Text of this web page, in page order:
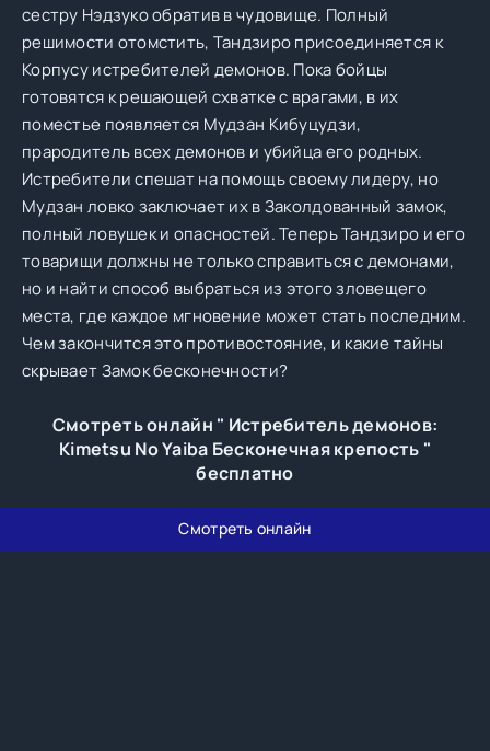
сестру Нэдзуко обратив в чудовище. Полный
решимости отомстить, Тандзиро присоединяется к
Корпусу истребителей демонов. Пока бойцы
готовятся к решающей схватке с врагами, в их
поместье появляется Мудзан Кибуцудзи,
прародитель всех демонов и убийца его родных.
Истребители спешат на помощь своему лидеру, но
Мудзан ловко заключает их в Заколдованный замок,
полный ловушек и опасностей. Теперь Тандзиро и его
товарищи должны не только справиться с демонами,
но и найти способ выбраться из этого зловещего
места, где каждое мгновение может стать последним.
Чем закончится это противостояние, и какие тайны
скрывает Замок бесконечности?
Смотреть онлайн " Истребитель демонов:
Kimetsu No Yaiba Бесконечная крепость "
бесплатно
Смотреть онлайн